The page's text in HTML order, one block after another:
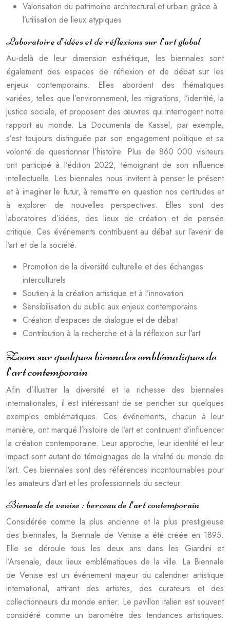
Valorisation du patrimoine architectural et urbain grâce à
l’utilisation de lieux atypiques
Laboratoire d’idées et de réflexions sur l’art global
Au-delà de leur dimension esthétique, les biennales sont
également des espaces de réflexion et de débat sur les
enjeux contemporains. Elles abordent des thématiques
variées, telles que l’environnement, les migrations, l’identité, la
justice sociale, et proposent des œuvres qui interrogent notre
rapport au monde. La Documenta de Kassel, par exemple,
s’est toujours distinguée par son engagement politique et sa
volonté de questionner l’histoire. Plus de 860 000 visiteurs
ont participé à l’édition 2022, témoignant de son influence
intellectuelle. Les biennales nous invitent à penser le présent
et à imaginer le futur, à remettre en question nos certitudes et
à explorer de nouvelles perspectives. Elles sont des
laboratoires d’idées, des lieux de création et de pensée
critique. Ces événements contribuent au débat sur l’avenir de
l’art et de la société.
Promotion de la diversité culturelle et des échanges
interculturels
Soutien à la création artistique et à l’innovation
Sensibilisation du public aux enjeux contemporains
Création d’espaces de dialogue et de débat
Contribution à la recherche et à la réflexion sur l’art
Zoom sur quelques biennales emblématiques de
l’art contemporain
Afin d’illustrer la diversité et la richesse des biennales
internationales, il est intéressant de se pencher sur quelques
exemples emblématiques. Ces événements, chacun à leur
manière, ont marqué l’histoire de l’art et continuent d’influencer
la création contemporaine. Leur approche, leur identité et leur
impact sont autant de témoignages de la vitalité du monde de
l’art. Ces biennales sont des références incontournables pour
les amateurs d’art et les professionnels du secteur.
Biennale de venise : berceau de l’art contemporain
Considérée comme la plus ancienne et la plus prestigieuse
des biennales, la Biennale de Venise a été créée en 1895.
Elle se déroule tous les deux ans dans les Giardini et
l’Arsenale, deux lieux emblématiques de la ville. La Biennale
de Venise est un événement majeur du calendrier artistique
international, attirant des artistes, des curateurs et des
collectionneurs du monde entier. Le pavillon italien est souvent
considéré comme un baromètre des tendances artistiques.